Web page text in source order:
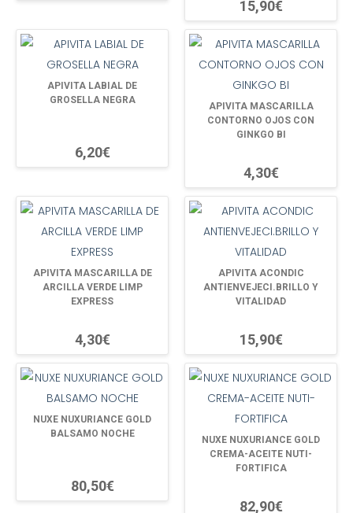
15,90€
APIVITA LABIAL DE
GROSELLA NEGRA
6,20€
APIVITA MASCARILLA
CONTORNO OJOS CON
GINKGO BI
4,30€
APIVITA MASCARILLA DE
ARCILLA VERDE LIMP
EXPRESS
4,30€
APIVITA ACONDIC
ANTIENVEJECI.BRILLO Y
VITALIDAD
15,90€
NUXE NUXURIANCE GOLD
BALSAMO NOCHE
80,50€
NUXE NUXURIANCE GOLD
CREMA-ACEITE NUTI-
FORTIFICA
82,90€